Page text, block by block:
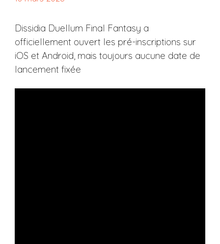
Dissidia Duellum Final Fantasy a
officiellement ouvert les pré-inscriptions sur
iOS et Android, mais toujours aucune date de
lancement fixée